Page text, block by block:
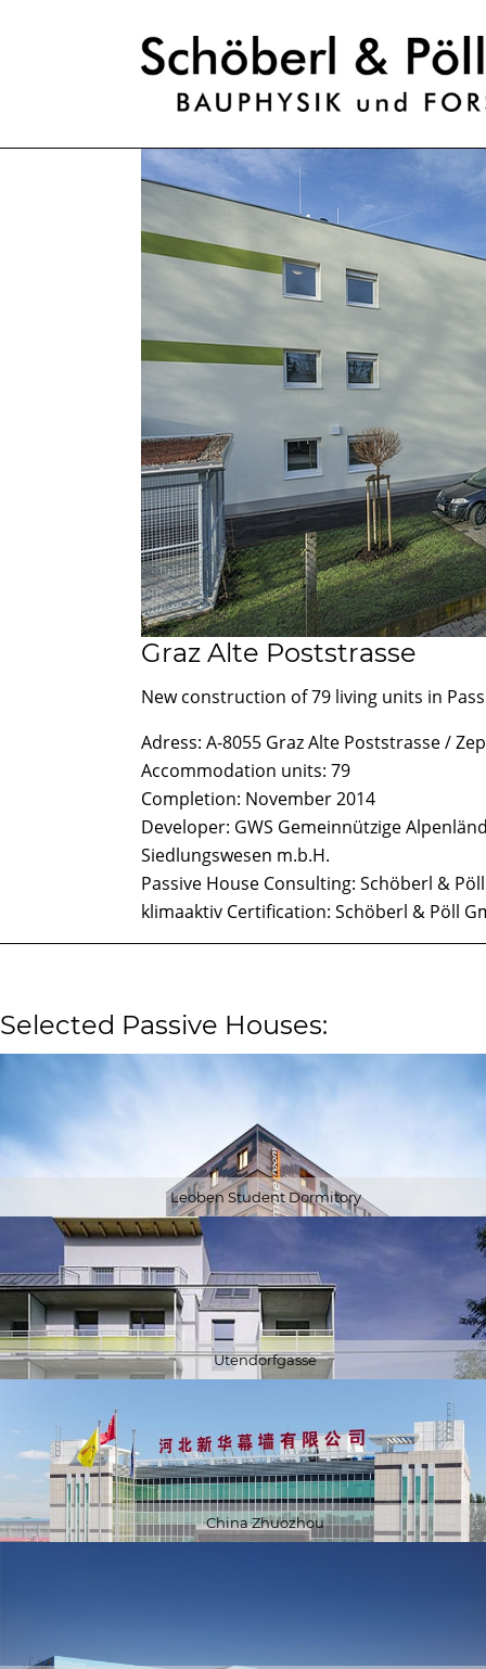
Graz Alte Poststrasse
New construction of 79 living units in
Adress: A-8055 Graz Alte Poststrasse /
Accommodation units: 79
Completion: November 2014
Developer: GWS Gemeinnützige
Siedlungswesen m.b.H.
Passive House Consulting: Schöberl &
klimaaktiv Certification: Schöberl & Pöll
Selected Passive Houses:
Leoben Student Dormitory
Utendorfgasse
China Zhuozhou